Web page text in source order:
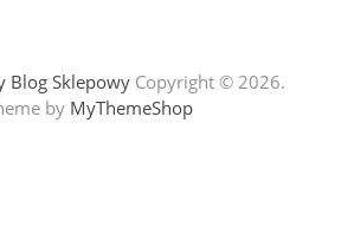
Blog SklepowyCopyright © 2026.
by MyThemeShop